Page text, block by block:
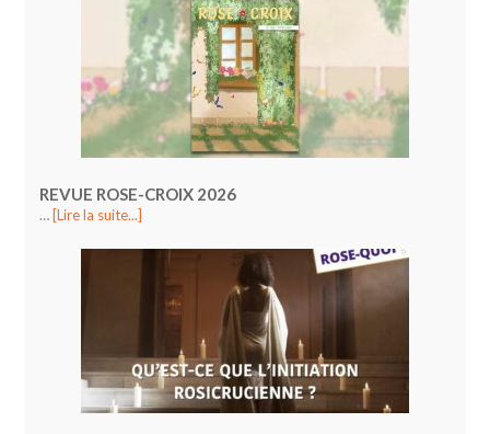
REVUE ROSE-CROIX 2026
… [Lire la suite...]